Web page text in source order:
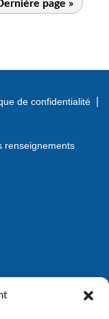
page »
de confidentialité
renseignements